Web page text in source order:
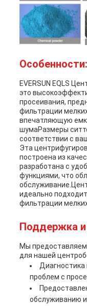
Особенности:
EVERSUN EQLS
это
просеивания,
фильтрации
впечатляющую
шумаРазмеры
соответствии с
Эта
построена из
разработана с
функциями, что
идеально
фильтрации
Поддержка и
Мы предоставляем
для нашей
проблем с
обслуживанию